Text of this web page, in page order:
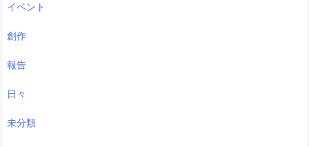
イベント
創作
報告
日々
未分類